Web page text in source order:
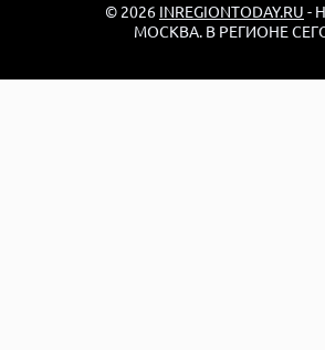
© 2026 INREGIONTODAY.RU -
МОСКВА. В РЕГИОНЕ